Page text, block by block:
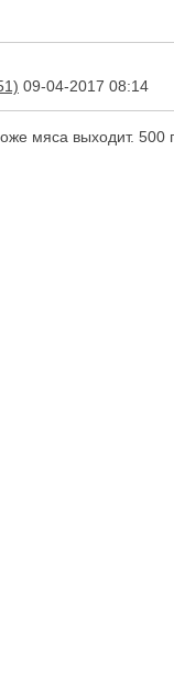
09-04-2017 08:14
мяса выходит. 500